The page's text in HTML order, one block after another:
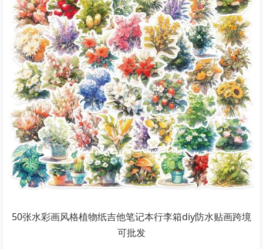
50张水彩画风格植物纸吉他笔记本行李箱diy防水贴画跨境
可批发